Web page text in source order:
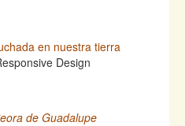
en nuestra tierra
de Guadalupe